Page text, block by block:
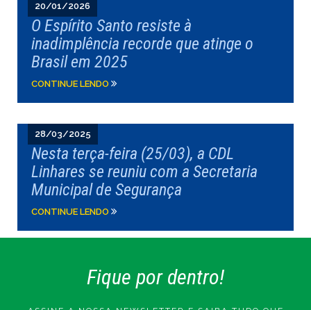
20/01/2026
O Espírito Santo resiste à
inadimplência recorde que atinge o
Brasil em 2025
CONTINUE LENDO
28/03/2025
Nesta terça-feira (25/03), a CDL
Linhares se reuniu com a Secretaria
Municipal de Segurança
CONTINUE LENDO
Fique por dentro!